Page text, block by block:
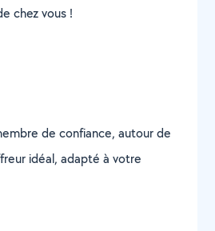
chez vous !
de confiance, autour de
idéal, adapté à votre